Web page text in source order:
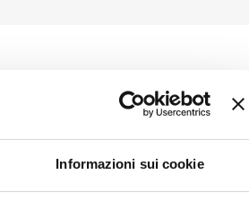
Informazioni sui cookie
Per pagina